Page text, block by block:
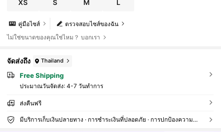
XS S M L
ตรวจสอบไซส์ของฉัน
คู่มือไซส์
ไม่ใช่ขนาดของคุณใช่ไหม？ บอกเรา
จัดส่งถึง Thailand
Free Shipping
ประมาณวันจัดส่ง: 4-7 วันทำการ
ส่งคืนฟรี
มีบริการเก็บเงินปลายทาง · การชำระเงินที่ปลอดภัย · การปกป้องความเป็นส่วนตัว